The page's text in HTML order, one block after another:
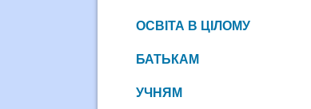
ОСВІТА В ЦІЛОМУ
БАТЬКАМ
УЧНЯМ